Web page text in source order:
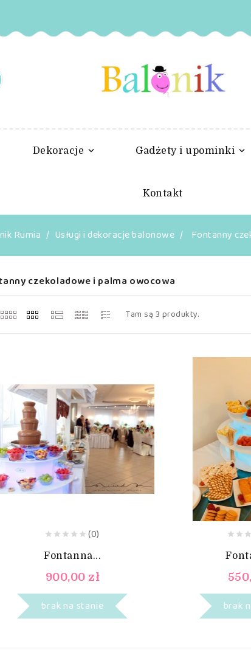
Dekoracje Gadżety i upominki
Kontakt
Rumia Usługi i dekoracje balonowe Fontanny
czekoladowe i palma owocowa
Tam są 3 produkty.
(0)
Fontanna...
900,00 zł
brak na stanie brak